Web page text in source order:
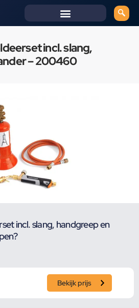
incl. slang,
– 200460
incl. slang, handgreep en
Bekijk prijs